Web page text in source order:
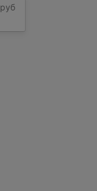
руб